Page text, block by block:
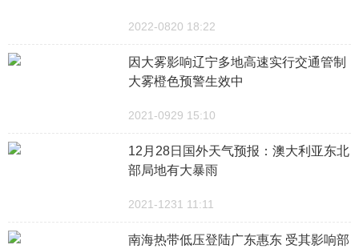
2022-0820 18:22
因大雾影响辽宁多地高速实行交通管制
大雾橙色预警生效中
2021-0929 15:10
12月28日国外天气预报：澳大利亚东北
部局地有大暴雨
2021-1231 11:11
南海热带低压登陆广东惠东 受其影响部